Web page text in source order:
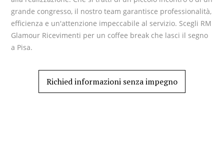
grande congresso, il nostro team garantisce professionalità,
efficienza e un'attenzione impeccabile al servizio. Scegli RM
Glamour Ricevimenti per un coffee break che lasci il segno
a Pisa.
Richied informazioni senza impegno